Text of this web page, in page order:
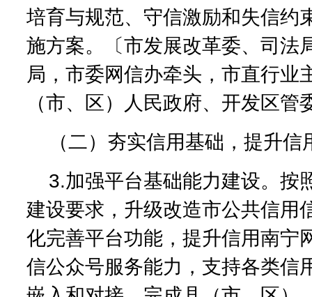
培育与规范、守信激励和失信约
施方案。〔市发展改革委、司法
局，市委网信办牵头，市直行业
（市、区）人民政府、开发区管
（二）夯实信用基础，提升
3.加强平台基础能力建设。按
建设要求，升级改造市公共信用
化完善平台功能，提升信用南宁
信公众号服务能力，支持各类信